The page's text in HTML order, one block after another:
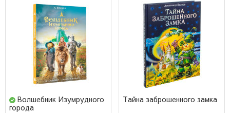
Волшебник Изумрудного
города
Тайна заброшенного замка